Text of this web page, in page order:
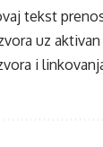
tekst
uz
i